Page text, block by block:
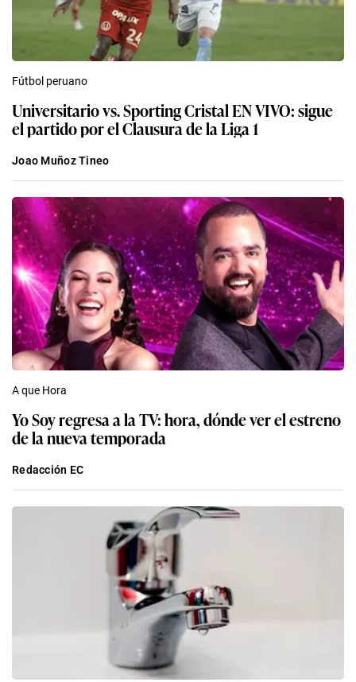
Fútbol peruano
Universitario vs. Sporting Cristal EN VIVO: sigue
el partido por el Clausura de la Liga 1
Joao Muñoz Tineo
A que Hora
Yo Soy regresa a la TV: hora, dónde ver el estreno
de la nueva temporada
Redacción EC